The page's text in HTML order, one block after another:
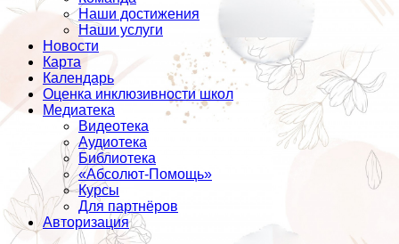
Наши достижения
Наши услуги
Новости
Карта
Календарь
Оценка инклюзивности школ
Медиатека
Видеотека
Аудиотека
Библиотека
«Абсолют-Помощь»
Курсы
Для партнёров
Авторизация